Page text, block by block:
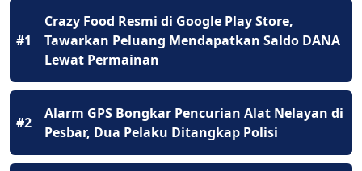
#1
Crazy Food Resmi di Google Play Store,
Tawarkan Peluang Mendapatkan Saldo DANA
Lewat Permainan
#2
Alarm GPS Bongkar Pencurian Alat Nelayan di
Pesbar, Dua Pelaku Ditangkap Polisi